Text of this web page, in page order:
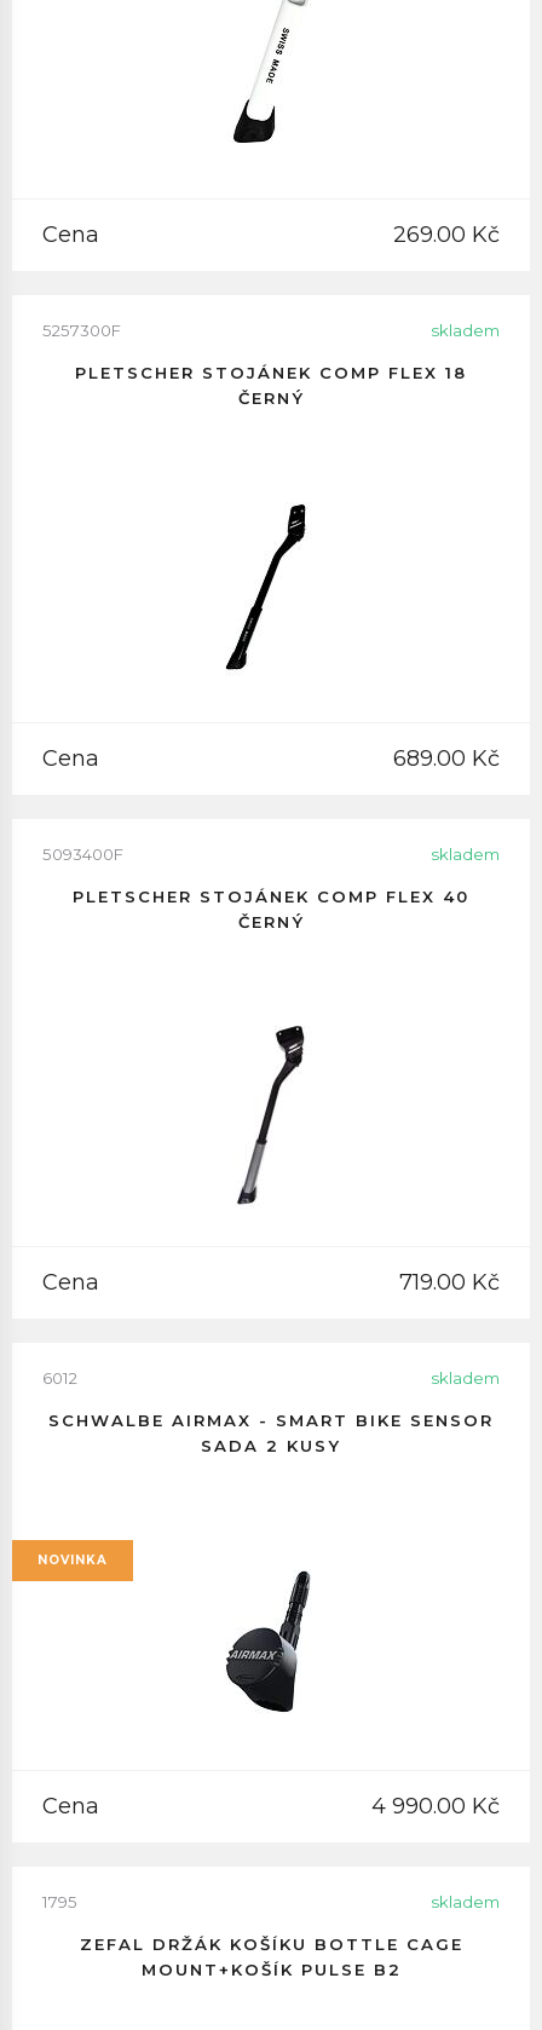
Cena 269.00 Kč
5257300F skladem
PLETSCHER STOJÁNEK COMP FLEX 18
ČERNÝ
Cena 689.00 Kč
5093400F skladem
PLETSCHER STOJÁNEK COMP FLEX 40
ČERNÝ
Cena 719.00 Kč
6012 skladem
SCHWALBE AIRMAX - SMART BIKE SENSOR
SADA 2 KUSY
NOVINKA
Cena 4 990.00 Kč
1795 skladem
ZEFAL DRŽÁK KOŠÍKU BOTTLE CAGE
MOUNT+KOŠÍK PULSE B2